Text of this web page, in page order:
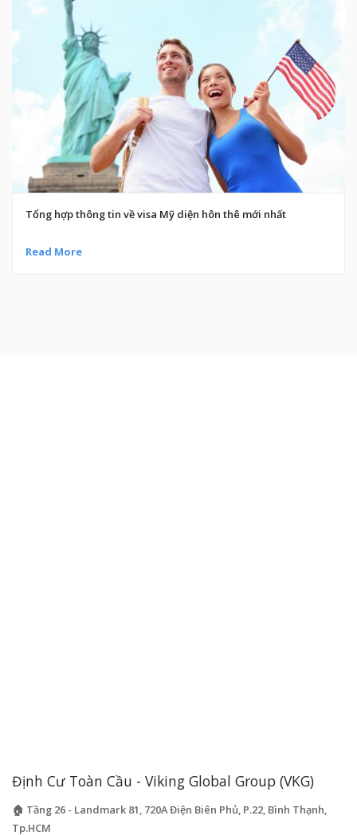
Tổng hợp thông tin về visa Mỹ diện hôn thê mới nhất
Read More
Định Cư Toàn Cầu - Viking Global Group (VKG)
🏠 Tầng 26 - Landmark 81, 720A Điện Biên Phủ, P.22, Bình Thạnh,
Tp.HCM